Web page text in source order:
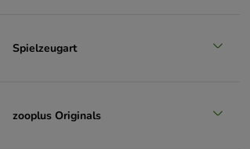
Spielzeugart
zooplus Originals